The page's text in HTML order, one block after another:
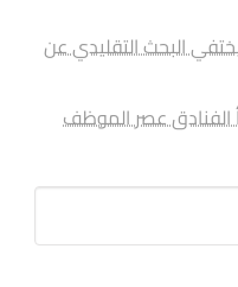
البحث التقليدي عن
الفنادق عصر الموظف